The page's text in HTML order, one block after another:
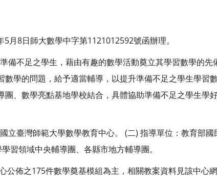
月8日師大數學中字第1121012592號函辦理。
備不足之學生，藉由有趣的數學活動奠立其學習數學的先
數學的問題，給予適當輔導，以提升準備不足之學生學習
團、數學亮點基地學校結合，具體協助準備不足之學生學
立臺灣師範大學數學教育中心。 (二) 指導單位：教育部
習領域中央輔導團、各縣市地方輔導團。
公佈之175件數學奠基模組為主，相關教案資料見該中心網